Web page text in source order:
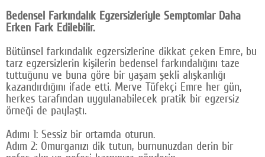
Bedensel Farkındalık Egzersizleriyle Semptomlar Daha
Erken Fark Edilebilir.
Bütünsel farkındalık egzersizlerine dikkat çeken Emre, bu
tarz egzersizlerin kişilerin bedensel farkındalığını taze
tuttuğunu ve buna göre bir yaşam şekli alışkanlığı
kazandırdığını ifade etti. Merve Tüfekçi Emre her gün,
herkes tarafından uygulanabilecek pratik bir egzersiz
örneği de paylaştı.
Adımı 1: Sessiz bir ortamda oturun.
Adım 2: Omurganızı dik tutun, burnunuzdan derin bir